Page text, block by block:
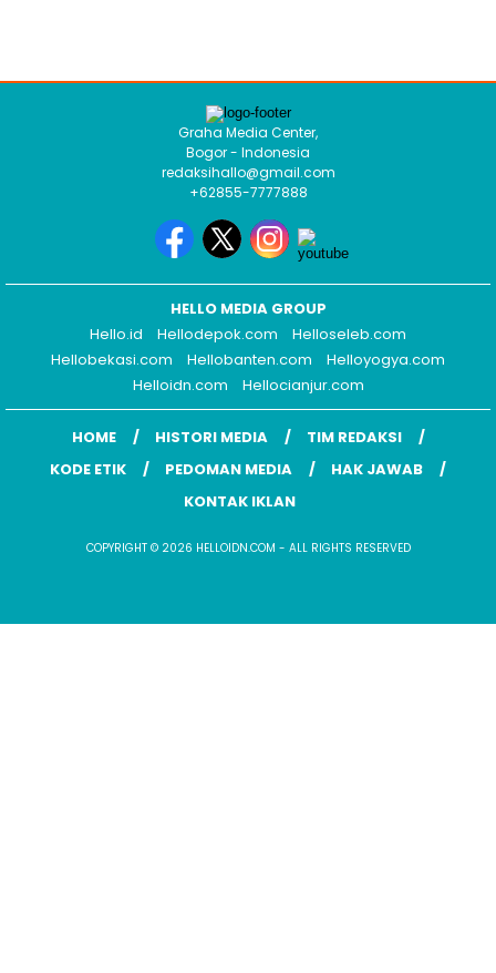
Graha Media Center,
Bogor - Indonesia
redaksihallo@gmail.com
+62855-7777888
HELLO MEDIA GROUP
Hello.id
Hellodepok.com
Helloseleb.com
Hellobekasi.com
Hellobanten.com
Helloyogya.com
Helloidn.com
Hellocianjur.com
HOME HISTORI MEDIA
TIM REDAKSI
KODE ETIK
PEDOMAN MEDIA
HAK JAWAB
KONTAK IKLAN
COPYRIGHT © 2026 HELLOIDN.COM - ALL RIGHTS RESERVED